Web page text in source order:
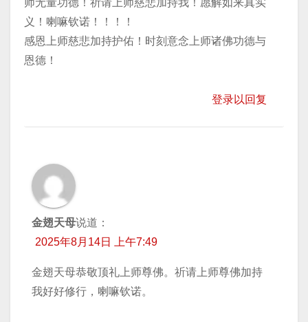
义！喇嘛钦诺！！！！
感恩上师慈悲加持护佑！时刻意念上师诸佛功德与
恩德！
登录以回复
金翅天母说道：
2025年8月14日 上午7:49
金翅天母恭敬顶礼上师尊佛。祈请上师尊佛加持
我好好修行，喇嘛钦诺。